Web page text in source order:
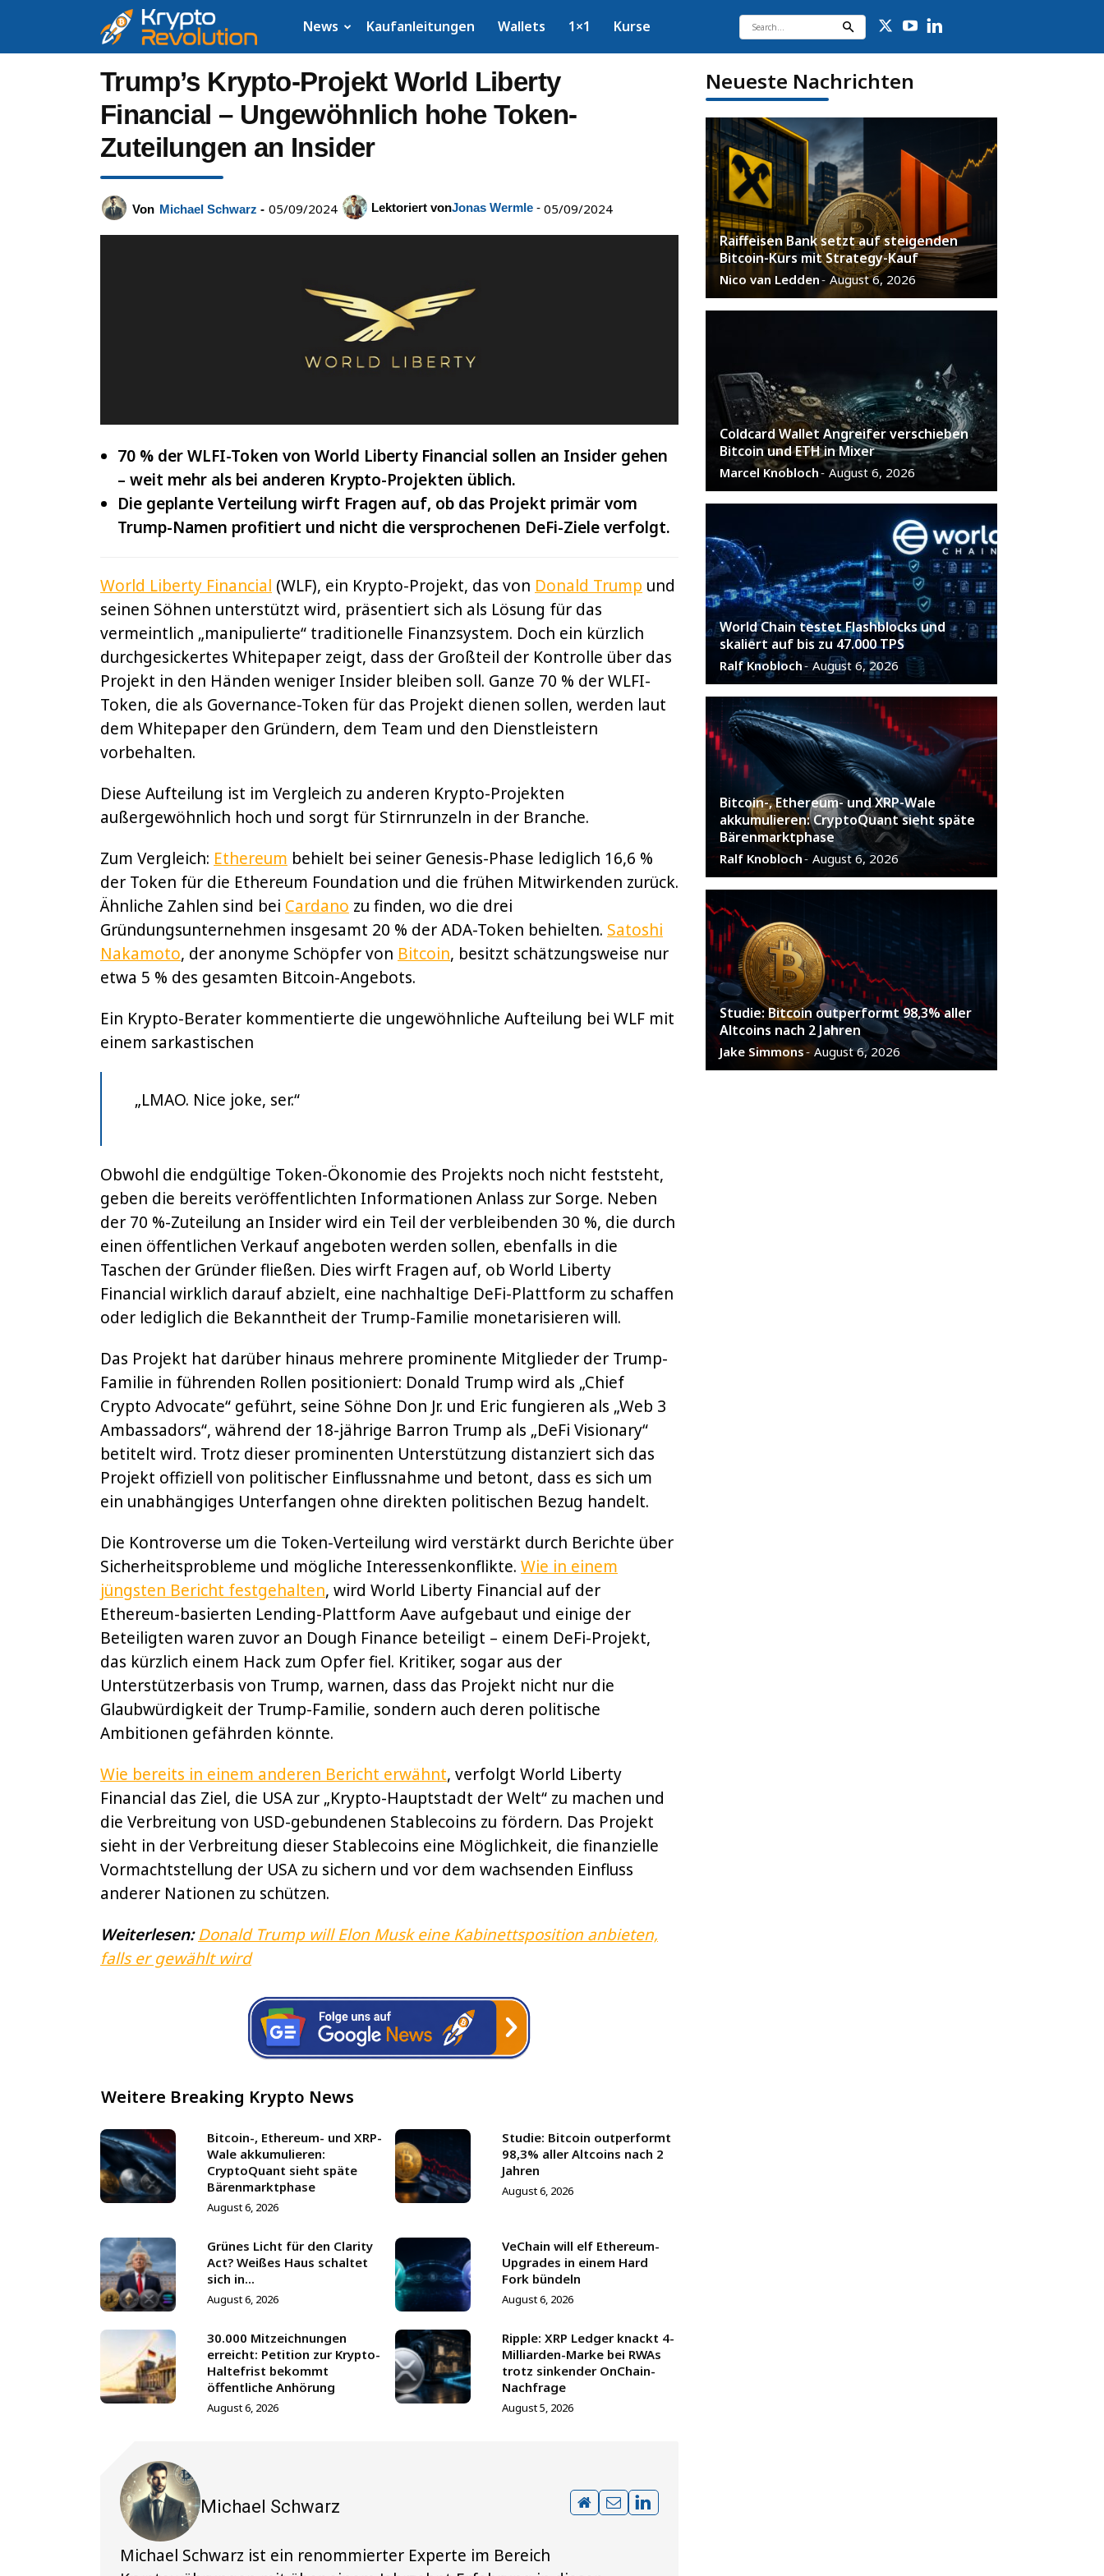
Krypto
Aktuelle
Neuigkeiten
Bitcoin,
Dogecoin,
Cardano,
VeChain
News Kaufanleitungen Wallets 1×1 Kurse
Trump’s Krypto-Projekt World Liberty
Financial – Ungewöhnlich hohe Token-
Zuteilungen an Insider
Von Michael Schwarz - 05/09/2024 Lektoriert vonJonas Wermle - 05/09/2024
70 % der WLFI-Token von World Liberty Financial sollen an Insider gehen
– weit mehr als bei anderen Krypto-Projekten üblich.
Die geplante Verteilung wirft Fragen auf, ob das Projekt primär vom
Trump-Namen profitiert und nicht die versprochenen DeFi-Ziele verfolgt.
World Liberty Financial (WLF), ein Krypto-Projekt, das von Donald Trump und
seinen Söhnen unterstützt wird, präsentiert sich als Lösung für das
vermeintlich „manipulierte“ traditionelle Finanzsystem. Doch ein kürzlich
durchgesickertes Whitepaper zeigt, dass der Großteil der Kontrolle über das
Projekt in den Händen weniger Insider bleiben soll. Ganze 70 % der WLFI-
Token, die als Governance-Token für das Projekt dienen sollen, werden laut
dem Whitepaper den Gründern, dem Team und den Dienstleistern
vorbehalten.
Diese Aufteilung ist im Vergleich zu anderen Krypto-Projekten
außergewöhnlich hoch und sorgt für Stirnrunzeln in der Branche.
Zum Vergleich: Ethereum behielt bei seiner Genesis-Phase lediglich 16,6 %
der Token für die Ethereum Foundation und die frühen Mitwirkenden zurück.
Ähnliche Zahlen sind bei Cardano zu finden, wo die drei
Gründungsunternehmen insgesamt 20 % der ADA-Token behielten. Satoshi
Nakamoto, der anonyme Schöpfer von Bitcoin, besitzt schätzungsweise nur
etwa 5 % des gesamten Bitcoin-Angebots.
Ein Krypto-Berater kommentierte die ungewöhnliche Aufteilung bei WLF mit
einem sarkastischen
„LMAO. Nice joke, ser.“
Obwohl die endgültige Token-Ökonomie des Projekts noch nicht feststeht,
geben die bereits veröffentlichten Informationen Anlass zur Sorge. Neben
der 70 %-Zuteilung an Insider wird ein Teil der verbleibenden 30 %, die durch
einen öffentlichen Verkauf angeboten werden sollen, ebenfalls in die
Taschen der Gründer fließen. Dies wirft Fragen auf, ob World Liberty
Financial wirklich darauf abzielt, eine nachhaltige DeFi-Plattform zu schaffen
oder lediglich die Bekanntheit der Trump-Familie monetarisieren will.
Das Projekt hat darüber hinaus mehrere prominente Mitglieder der Trump-
Familie in führenden Rollen positioniert: Donald Trump wird als „Chief
Crypto Advocate“ geführt, seine Söhne Don Jr. und Eric fungieren als „Web 3
Ambassadors“, während der 18-jährige Barron Trump als „DeFi Visionary“
betitelt wird. Trotz dieser prominenten Unterstützung distanziert sich das
Projekt offiziell von politischer Einflussnahme und betont, dass es sich um
ein unabhängiges Unterfangen ohne direkten politischen Bezug handelt.
Die Kontroverse um die Token-Verteilung wird verstärkt durch Berichte über
Sicherheitsprobleme und mögliche Interessenkonflikte. Wie in einem
jüngsten Bericht festgehalten, wird World Liberty Financial auf der
Ethereum-basierten Lending-Plattform Aave aufgebaut und einige der
Beteiligten waren zuvor an Dough Finance beteiligt – einem DeFi-Projekt,
das kürzlich einem Hack zum Opfer fiel. Kritiker, sogar aus der
Unterstützerbasis von Trump, warnen, dass das Projekt nicht nur die
Glaubwürdigkeit der Trump-Familie, sondern auch deren politische
Ambitionen gefährden könnte.
Wie bereits in einem anderen Bericht erwähnt, verfolgt World Liberty
Financial das Ziel, die USA zur „Krypto-Hauptstadt der Welt“ zu machen und
die Verbreitung von USD-gebundenen Stablecoins zu fördern. Das Projekt
sieht in der Verbreitung dieser Stablecoins eine Möglichkeit, die finanzielle
Vormachtstellung der USA zu sichern und vor dem wachsenden Einfluss
anderer Nationen zu schützen.
Weiterlesen: Donald Trump will Elon Musk eine Kabinettsposition anbieten,
falls er gewählt wird
Weitere Breaking Krypto News
Bitcoin-, Ethereum- und XRP-
Wale akkumulieren:
CryptoQuant sieht späte
Bärenmarktphase
August 6, 2026
Studie: Bitcoin outperformt
98,3% aller Altcoins nach 2
Jahren
August 6, 2026
Grünes Licht für den Clarity
Act? Weißes Haus schaltet
sich in...
August 6, 2026
VeChain will elf Ethereum-
Upgrades in einem Hard
Fork bündeln
August 6, 2026
30.000 Mitzeichnungen
erreicht: Petition zur Krypto-
Haltefrist bekommt
öffentliche Anhörung
August 6, 2026
Ripple: XRP Ledger knackt 4-
Milliarden-Marke bei RWAs
trotz sinkender OnChain-
Nachfrage
August 5, 2026
Michael Schwarz
Michael Schwarz ist ein renommierter Experte im Bereich
Neueste Nachrichten
Raiffeisen Bank setzt auf steigenden
Bitcoin-Kurs mit Strategy-Kauf
Nico van Ledden- August 6, 2026
Coldcard Wallet Angreifer verschieben
Bitcoin und ETH in Mixer
Marcel Knobloch- August 6, 2026
World Chain testet Flashblocks und
skaliert auf bis zu 47.000 TPS
Ralf Knobloch- August 6, 2026
Bitcoin-, Ethereum- und XRP-Wale
akkumulieren: CryptoQuant sieht späte
Bärenmarktphase
Ralf Knobloch- August 6, 2026
Studie: Bitcoin outperformt 98,3% aller
Altcoins nach 2 Jahren
Jake Simmons- August 6, 2026